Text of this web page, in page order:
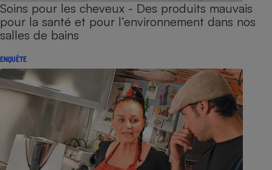
Soins pour les cheveux - Des produits mauvais
pour la santé et pour l’environnement dans nos
salles de bains
ENQUÊTE